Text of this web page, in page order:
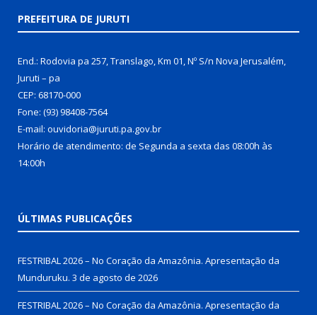
PREFEITURA DE JURUTI
End.: Rodovia pa 257, Translago, Km 01, Nº S/n Nova Jerusalém,
Juruti – pa
CEP: 68170-000
Fone: (93) 98408-7564
E-mail: ouvidoria@juruti.pa.gov.br
Horário de atendimento: de Segunda a sexta das 08:00h às
14:00h
ÚLTIMAS PUBLICAÇÕES
FESTRIBAL 2026 – No Coração da Amazônia. Apresentação da
Munduruku. 3 de agosto de 2026
FESTRIBAL 2026 – No Coração da Amazônia. Apresentação da